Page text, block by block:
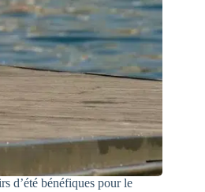
d’été bénéfiques pour le